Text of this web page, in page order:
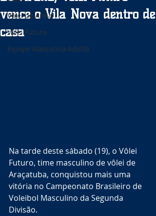
Vôlei de Areia
Vôlei Futuro
Equipe Masculina Adulta
vence o Vila Nova dentro de
casa
Na tarde deste sábado (19), o Vôlei
Futuro, time masculino de vôlei de
Araçatuba, conquistou mais uma
vitória no Campeonato Brasileiro de
Voleibol Masculino da Segunda
Divisão.